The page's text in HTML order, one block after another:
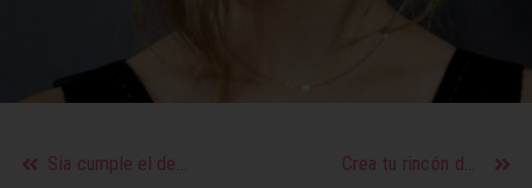
Sia cumple el deseo de una mexicana con cáncer terminal Crea tu rincón de lectura y esparcimiento en casa